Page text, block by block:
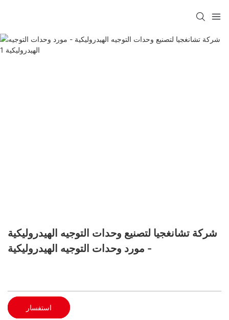
شركة تشانغجيا لتصنيع وحدات التوجيه الهيدروليكية
- مورد وحدات التوجيه الهيدروليكية
استفسار